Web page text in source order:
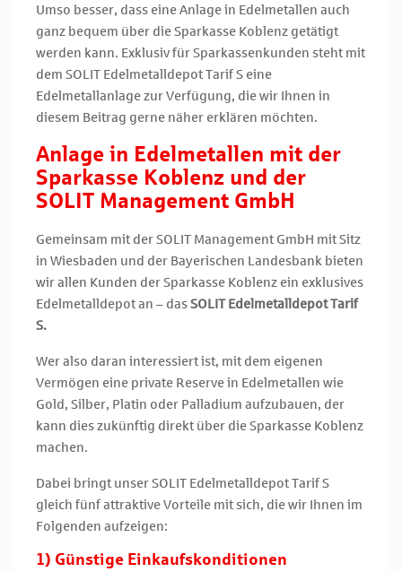
Umso besser, dass eine Anlage in Edelmetallen auch
ganz bequem über die Sparkasse Koblenz getätigt
werden kann. Exklusiv für Sparkassenkunden steht mit
dem SOLIT Edelmetalldepot Tarif S eine
Edelmetallanlage zur Verfügung, die wir Ihnen in
diesem Beitrag gerne näher erklären möchten.
Anlage in Edelmetallen mit der
Sparkasse Koblenz und der
SOLIT Management GmbH
Gemeinsam mit der SOLIT Management GmbH mit Sitz
in Wiesbaden und der Bayerischen Landesbank bieten
wir allen Kunden der Sparkasse Koblenz ein exklusives
Edelmetalldepot an – dasSOLIT Edelmetalldepot Tarif
S.
Wer also daran interessiert ist, mit dem eigenen
Vermögen eine private Reserve in Edelmetallen wie
Gold, Silber, Platin oder Palladium aufzubauen, der
kann dies zukünftig direkt über die Sparkasse Koblenz
machen.
Dabei bringt unser SOLIT Edelmetalldepot Tarif S
gleich fünf attraktive Vorteile mit sich, die wir Ihnen im
Folgenden aufzeigen:
1) Günstige Einkaufskonditionen